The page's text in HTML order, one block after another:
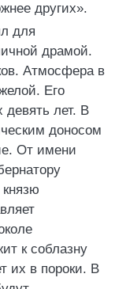
других».
для
драмой.
Атмосфера в
Его
девять лет. В
доносом
От имени
к соблазну
их в пороки. В